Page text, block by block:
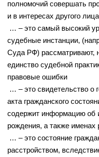
полномочий совершать
и в интересах другого
… – это самый высокий
судебные инстанции,
Суда РФ) рассматривают,
единство судебной
правовые ошибки
… – это свидетельство о
акта гражданского
содержит информацию об
рождения, а также именах
… – это состояние
расстройством,